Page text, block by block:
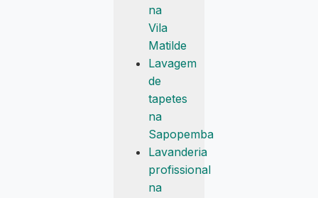
na
Vila
Matilde
Lavagem
de
tapetes
na
Sapopemba
Lavanderia
profissional
na